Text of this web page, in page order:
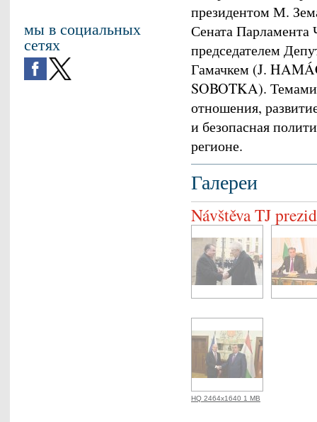
президентом М.
Сената
председателем
Гамачкем (J.
SOBOTKA). Темами
отношения,
и безопасная
регионе.
Галереи
Návštěva TJ
HQ 2464x1640 1 MB
мы в социальных
сетях